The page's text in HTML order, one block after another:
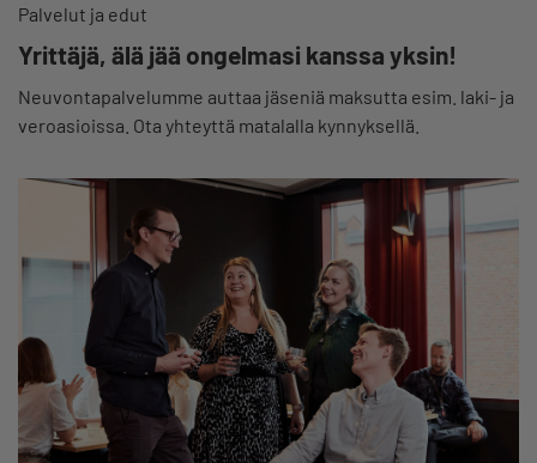
Palvelut ja edut
Yrittäjä, älä jää ongelmasi kanssa yksin!
Neuvontapalvelumme auttaa jäseniä maksutta esim. laki- ja
veroasioissa. Ota yhteyttä matalalla kynnyksellä.